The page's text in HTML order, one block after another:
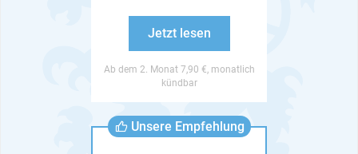
Jetzt lesen
Ab dem 2. Monat 7,90 €, monatlich
kündbar
Unsere Empfehlung